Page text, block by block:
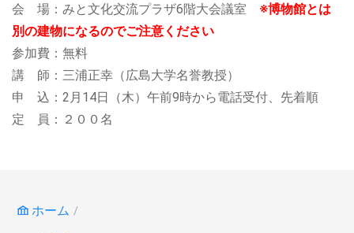
会 場：みと文化交流プラザ6階大会議室 ※博物館とは
別の建物になるのでご注意ください
参加費：無料
講 師：三浦正幸（広島大学名誉教授）
申 込：2月14日（木）午前9時から電話受付、先着順
定 員：２００名
ホーム